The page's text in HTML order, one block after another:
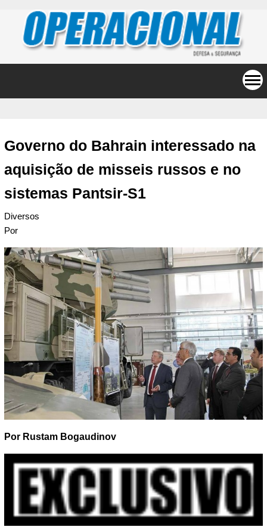
Governo do Bahrain interessado na
aquisição de misseis russos e no
sistemas Pantsir-S1
Diversos
Por
Por Rustam Bogaudinov